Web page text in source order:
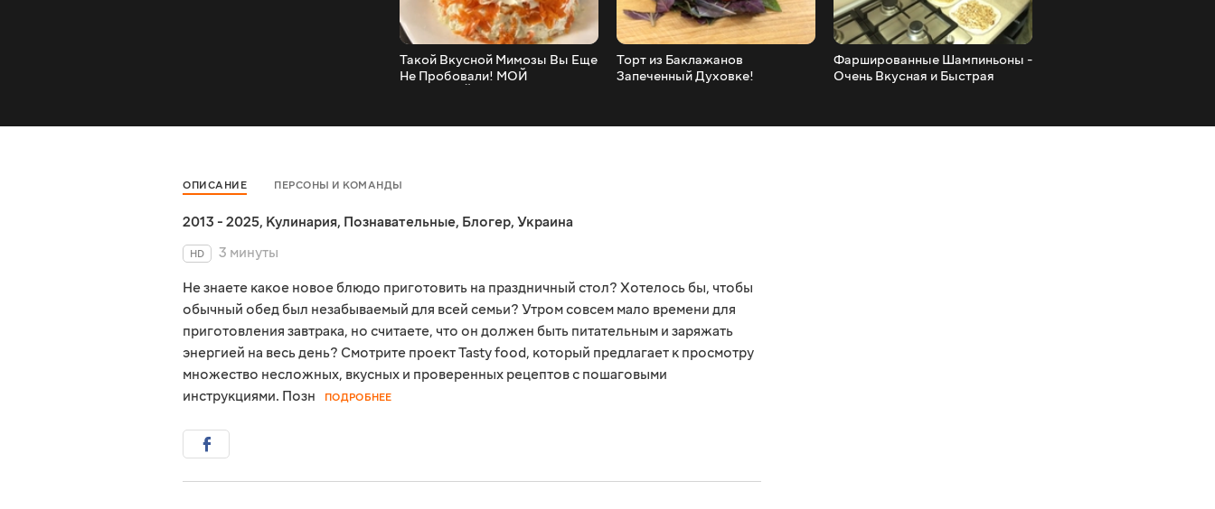
Такой Вкусной Мимозы Вы Еще
Не Пробовали! МОЙ
Торт из Баклажанов
Запеченный Духовке!
Фаршированные Шампиньоны -
Очень Вкусная и Быстрая
ОПИСАНИЕ ПЕРСОНЫ И КОМАНДЫ
2013 - 2025, Кулинария, Познавательные, Блогер, Украина
HD
3 минуты
Не знаете какое новое блюдо приготовить на праздничный стол? Хотелось бы, чтобы
обычный обед был незабываемый для всей семьи? Утром совсем мало времени для
приготовления завтрака, но считаете, что он должен быть питательным и заряжать
энергией на весь день? Смотрите проект Tasty food, который предлагает к просмотру
множество несложных, вкусных и проверенных рецептов с пошаговыми
инструкциями. Позн
ПОДРОБНЕЕ